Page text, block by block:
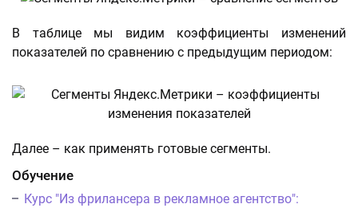
В таблице мы видим коэффициенты изменений
показателей по сравнению с предыдущим периодом:
Далее – как применять готовые сегменты.
Обучение
Курс "Из фрилансера в рекламное агентство":